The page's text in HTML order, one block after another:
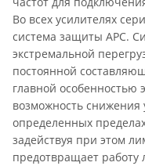
Во всех усилителях
система защиты APC.
экстремальной
постоянной
главной особенностью
возможность снижения
определенных
задействуя при этом
предотвращает работу